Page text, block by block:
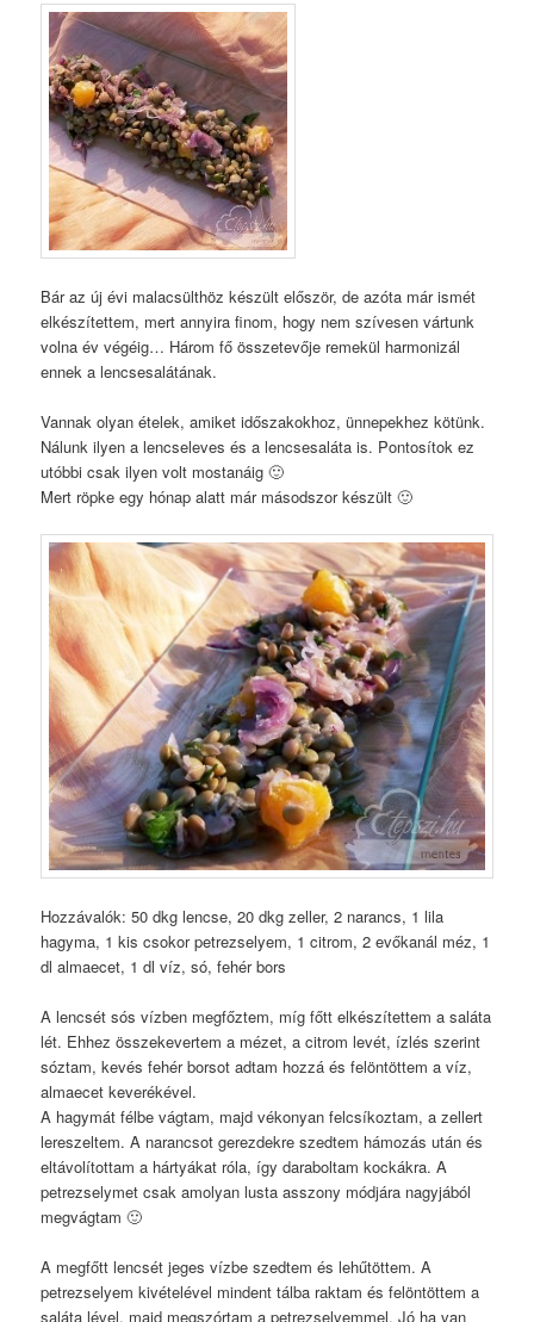
Bár az új évi malacsülthöz készült először, de azóta már ismét
elkészítettem, mert annyira finom, hogy nem szívesen vártunk
volna év végéig… Három fő összetevője remekül harmonizál
ennek a lencsesalátának.
Vannak olyan ételek, amiket időszakokhoz, ünnepekhez kötünk.
Nálunk ilyen a lencseleves és a lencsesaláta is. Pontosítok ez
utóbbi csak ilyen volt mostanáig 🙂
Mert röpke egy hónap alatt már másodszor készült 🙂
Hozzávalók: 50 dkg lencse, 20 dkg zeller, 2 narancs, 1 lila
hagyma, 1 kis csokor petrezselyem, 1 citrom, 2 evőkanál méz, 1
dl almaecet, 1 dl víz, só, fehér bors
A lencsét sós vízben megfőztem, míg főtt elkészítettem a saláta
lét. Ehhez összekevertem a mézet, a citrom levét, ízlés szerint
sóztam, kevés fehér borsot adtam hozzá és felöntöttem a víz,
almaecet keverékével.
A hagymát félbe vágtam, majd vékonyan felcsíkoztam, a zellert
lereszeltem. A narancsot gerezdekre szedtem hámozás után és
eltávolítottam a hártyákat róla, így daraboltam kockákra. A
petrezselymet csak amolyan lusta asszony módjára nagyjából
megvágtam 🙂
A megfőtt lencsét jeges vízbe szedtem és lehűtöttem. A
petrezselyem kivételével mindent tálba raktam és felöntöttem a
saláta lével, majd megszórtam a petrezselyemmel. Jó ha van